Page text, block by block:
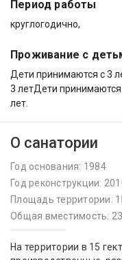
Период работы
круглогодично,
Проживание с
Дети принимаются с 3
3 летДети принимаются
лет.
О санатории
Год основания: 1984
Год реконструкции:
Площадь территории:
Общая вместимость:
На территории в 15